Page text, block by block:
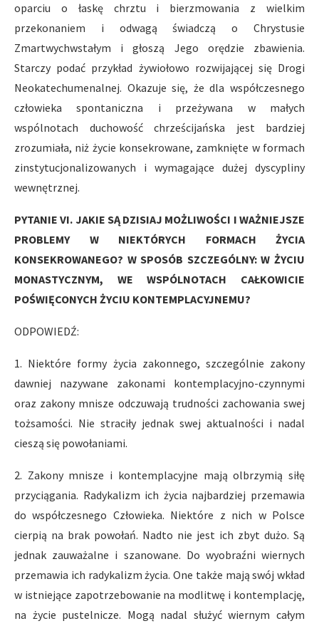
oparciu o łaskę chrztu i bierzmowania z wielkim
przekonaniem i odwagą świadczą o Chrystusie
Zmartwychwstałym i głoszą Jego orędzie zbawienia.
Starczy podać przykład żywiołowo rozwijającej się Drogi
Neokatechumenalnej. Okazuje się, że dla współczesnego
człowieka spontaniczna i przeżywana w małych
wspólnotach duchowość chrześcijańska jest bardziej
zrozumiała, niż życie konsekrowane, zamknięte w formach
zinstytucjonalizowanych i wymagające dużej dyscypliny
wewnętrznej.
PYTANIE VI. JAKIE SĄ DZISIAJ MOŻLIWOŚCI I WAŻNIEJSZE
PROBLEMY W NIEKTÓRYCH FORMACH ŻYCIA
KONSEKROWANEGO? W SPOSÓB SZCZEGÓLNY: W ŻYCIU
MONASTYCZNYM, WE WSPÓLNOTACH CAŁKOWICIE
POŚWIĘCONYCH ŻYCIU KONTEMPLACYJNEMU?
ODPOWIEDŹ:
1. Niektóre formy życia zakonnego, szczególnie zakony
dawniej nazywane zakonami kontemplacyjno-czynnymi
oraz zakony mnisze odczuwają trudności zachowania swej
tożsamości. Nie straciły jednak swej aktualności i nadal
cieszą się powołaniami.
2. Zakony mnisze i kontemplacyjne mają olbrzymią siłę
przyciągania. Radykalizm ich życia najbardziej przemawia
do współczesnego Człowieka. Niektóre z nich w Polsce
cierpią na brak powołań. Nadto nie jest ich zbyt dużo. Są
jednak zauważalne i szanowane. Do wyobraźni wiernych
przemawia ich radykalizm życia. One także mają swój wkład
w istniejące zapotrzebowanie na modlitwę i kontemplację,
na życie pustelnicze. Mogą nadal służyć wiernym całym